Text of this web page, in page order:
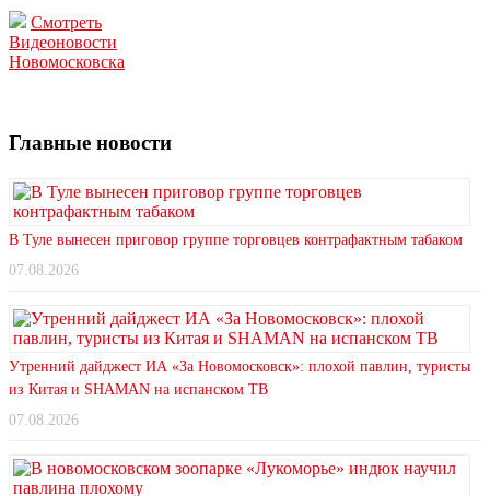
Смотреть
Видеоновости
Новомосковска
Главные новости
В Туле вынесен приговор группе торговцев контрафактным табаком
07.08.2026
Утренний дайджест ИА «За Новомосковск»: плохой павлин, туристы
из Китая и SHAMAN на испанском ТВ
07.08.2026